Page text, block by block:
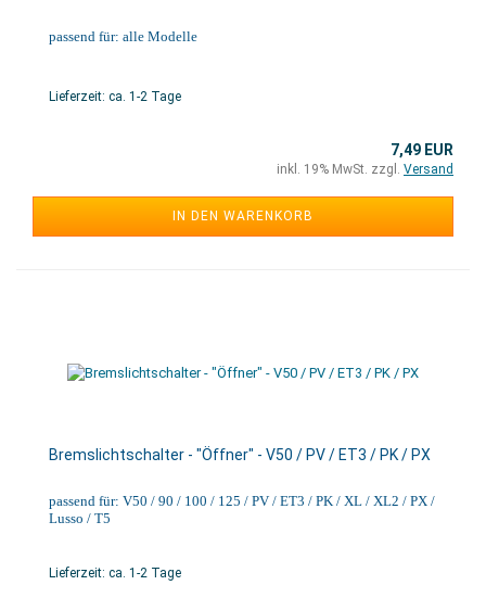
passend für: alle Modelle
Lieferzeit: ca. 1-2 Tage
7,49 EUR
inkl. 19% MwSt. zzgl. Versand
IN DEN WARENKORB
Bremslichtschalter - "Öffner" - V50 / PV / ET3 / PK / PX
passend für: V50 / 90 / 100 / 125 / PV / ET3 / PK / XL / XL2 / PX /
Lusso / T5
Lieferzeit: ca. 1-2 Tage